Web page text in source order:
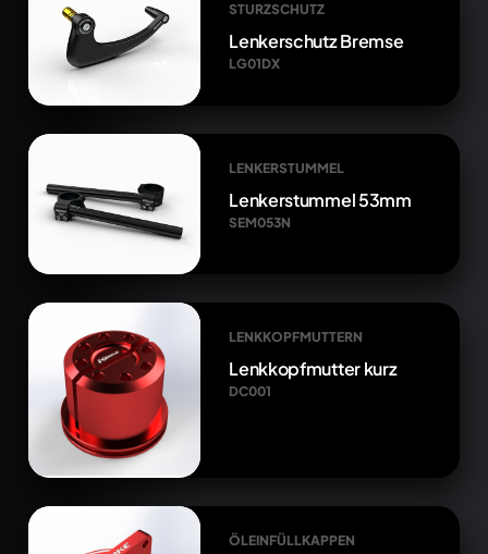
STURZSCHUTZ
Lenkerschutz Bremse
LG01DX
LENKERSTUMMEL
Lenkerstummel 53mm
SEM053N
LENKKOPFMUTTERN
Lenkkopfmutter kurz
DC001
ÖLEINFÜLLKAPPEN